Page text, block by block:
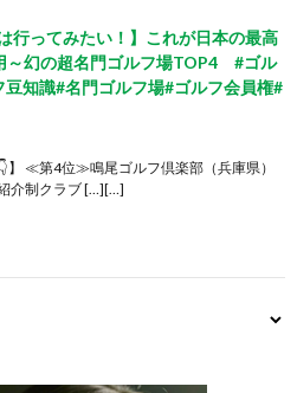
行ってみたい！】これが日本の最高
～幻の超名門ゴルフ場TOP4 #ゴル
豆知識#名門ゴルフ場#ゴルフ会員権#
】 ≪第4位≫鳴尾ゴルフ倶楽部（兵庫県）
介制クラブ […][…]